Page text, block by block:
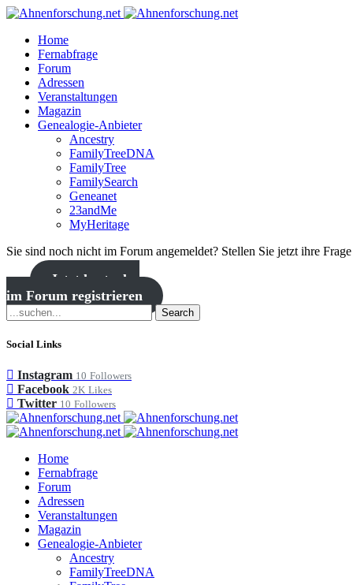
Home
Fernabfrage
Forum
Adressen
Veranstaltungen
Magazin
Genealogie-Anbieter
Ancestry
FamilyTreeDNA
FamilyTree
FamilySearch
Geneanet
23andMe
MyHeritage
Sie sind noch nicht im Forum angemeldet? Stellen Sie jetzt ihre
Jetzt kostenlos
im Forum registrieren
Search
Social Links
Instagram 10 Followers
Facebook 2K Likes
Twitter 10 Followers
Home
Fernabfrage
Forum
Adressen
Veranstaltungen
Magazin
Genealogie-Anbieter
Ancestry
FamilyTreeDNA